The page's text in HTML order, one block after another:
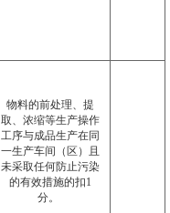
物料的前处理、提
取、浓缩等生产操作
工序与成品生产在同
一生产车间（区）且
未采取任何防止污染
的有效措施的扣1
分。